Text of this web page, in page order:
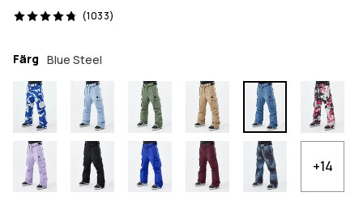
(1033)
1033 recensioner, 4.8/5
Färg Blue Steel
+14